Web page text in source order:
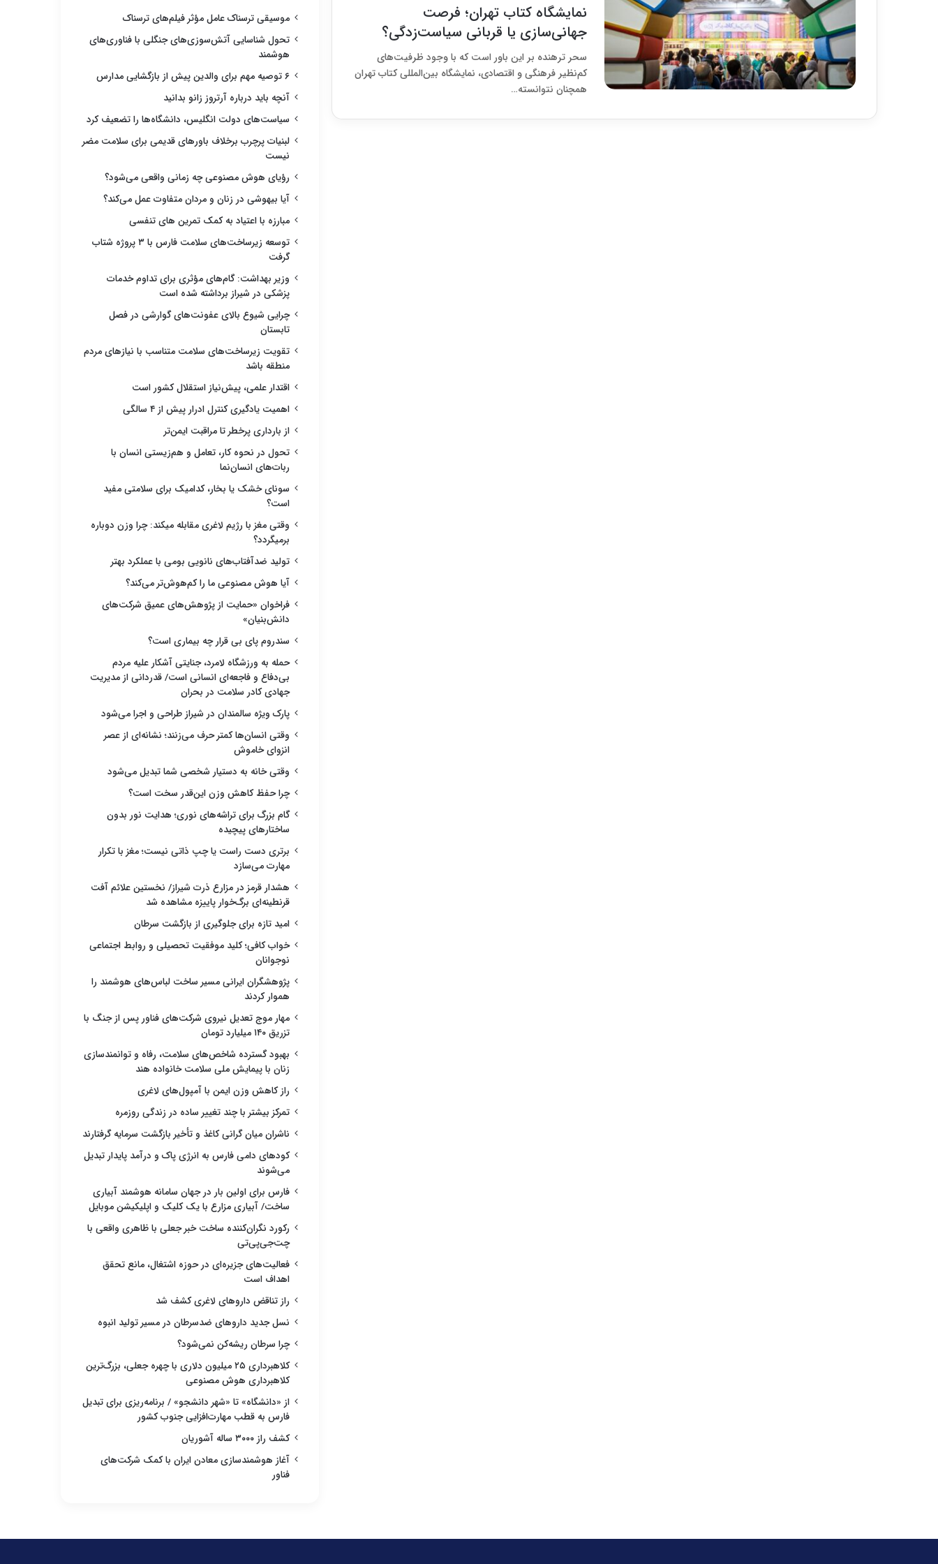
نمایشگاه کتاب تهران؛ فرصت
جهانی‌سازی یا قربانی سیاست‌زدگی؟
سحر ترهنده بر این باور است که با وجود ظرفیت‌های
کم‌نظیر فرهنگی و اقتصادی، نمایشگاه بین‌المللی کتاب تهران
همچنان نتوانسته…
موسیقی ترسناک عامل مؤثر فیلم‌های ترسناک
تحول شناسایی آتش‌سوزی‌های جنگلی با فناوری‌های
هوشمند
۶ توصیه مهم برای والدین پیش از بازگشایی مدارس
آنچه باید درباره آرتروز زانو بدانید
سیاست‌های دولت انگلیس، دانشگاه‌ها را تضعیف کرد
لبنیات پرچرب برخلاف باورهای قدیمی برای سلامت مضر
نیست
رؤیای هوش مصنوعی چه زمانی واقعی می‌شود؟
آیا بیهوشی در زنان و مردان متفاوت عمل می‌کند؟
مبارزه با اعتیاد به کمک تمرین های تنفسی
توسعه زیرساخت‌های سلامت فارس با ۳ پروژه شتاب
گرفت
وزیر بهداشت: گام‌های مؤثری برای تداوم خدمات
پزشکی در شیراز برداشته شده است
چرایی شیوع بالای عفونت‌های گوارشی در فصل
تابستان
تقویت زیرساخت‌های سلامت متناسب با نیازهای مردم
منطقه باشد
اقتدار علمی، پیش‌نیاز استقلال کشور است
اهمیت یادگیری کنترل ادرار پیش از ۴ سالگی
از بارداری پرخطر تا مراقبت ایمن‌تر
تحول در نحوه کار، تعامل و هم‌زیستی انسان با
ربات‌های انسان‌نما
سونای خشک یا بخار، کدامیک برای سلامتی مفید
است؟
وقتی مغز با رژیم لاغری مقابله میکند: چرا وزن دوباره
برمیگردد؟
تولید ضدآفتاب‌های نانویی بومی با عملکرد بهتر
آیا هوش مصنوعی ما را کم‌هوش‌تر می‌کند؟
فراخوان «حمایت از پژوهش‌های عمیق شرکت‌های
دانش‌بنیان»
سندروم پای بی قرار چه بیماری است؟
حمله به ورزشگاه لامرد، جنایتی آشکار علیه مردم
بی‌دفاع و فاجعه‌ای انسانی است/ قدردانی از مدیریت
جهادی کادر سلامت در بحران
پارک ویژه سالمندان در شیراز طراحی و اجرا می‌شود
وقتی انسان‌ها کمتر حرف می‌زنند؛ نشانه‌ای از عصر
انزوای خاموش
وقتی خانه به دستیار شخصی شما تبدیل می‌شود
چرا حفظ کاهش وزن این‌قدر سخت است؟
گام بزرگ برای تراشه‌های نوری؛ هدایت نور بدون
ساختارهای پیچیده
برتری دست راست یا چپ ذاتی نیست؛ مغز با تکرار
مهارت می‌سازد
هشدار قرمز در مزارع ذرت شیراز/ نخستین علائم آفت
قرنطینه‌ای برگ‌خوار پاییزه مشاهده شد
امید تازه برای جلوگیری از بازگشت سرطان
خواب کافی؛ کلید موفقیت تحصیلی و روابط اجتماعی
نوجوانان
پژوهشگران ایرانی مسیر ساخت لباس‌های هوشمند را
هموار کردند
مهار موج تعدیل نیروی شرکت‌های فناور پس از جنگ با
تزریق ۱۴۰ میلیارد تومان
بهبود گسترده شاخص‌های سلامت، رفاه و توانمندسازی
زنان با پیمایش ملی سلامت خانواده هند
راز کاهش وزن ایمن با آمپول‌های لاغری
تمرکز بیشتر با چند تغییر ساده در زندگی روزمره
ناشران میان گرانی کاغذ و تأخیر بازگشت سرمایه گرفتارند
کودهای دامی فارس به انرژی پاک و درآمد پایدار تبدیل
می‌شوند
فارس برای اولین بار در جهان سامانه هوشمند آبیاری
ساخت/ آبیاری مزارع با یک کلیک و اپلیکیشن موبایل
رکورد نگران‌کننده ساخت خبر جعلی با ظاهری واقعی با
چت‌جی‌پی‌تی
فعالیت‌های جزیره‌ای در حوزه اشتغال، مانع تحقق
اهداف است
راز تناقض داروهای لاغری کشف شد
نسل جدید داروهای ضدسرطان در مسیر تولید انبوه
چرا سرطان ریشه‌کن نمی‌شود؟
کلاهبرداری ۲۵ میلیون دلاری با چهره جعلی، بزرگ‌ترین
کلاهبرداری هوش مصنوعی
از «دانشگاه» تا «شهر دانشجو» / برنامه‌ریزی برای تبدیل
فارس به قطب مهارت‌افزایی جنوب کشور
کشف راز ۳۰۰۰ ساله آشوریان
آغاز هوشمندسازی معادن ایران با کمک شرکت‌های
فناور